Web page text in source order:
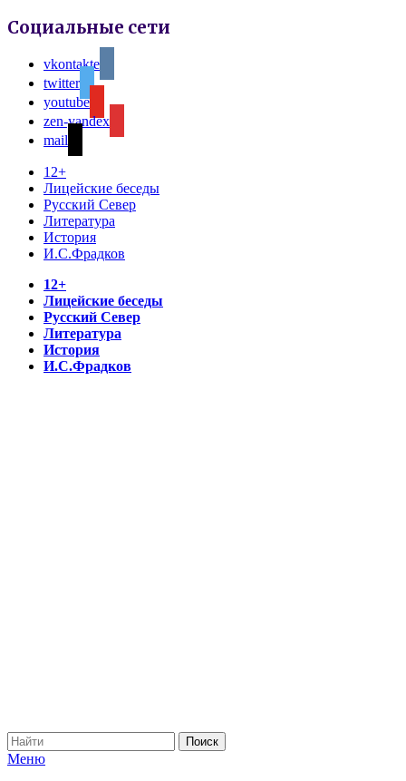
Социальные сети
vkontakte
twitter
youtube
zen-yandex
mail
12+
Лицейские беседы
Русский Север
Литература
История
И.С.Фрадков
12+
Лицейские беседы
Русский Север
Литература
История
И.С.Фрадков
Меню